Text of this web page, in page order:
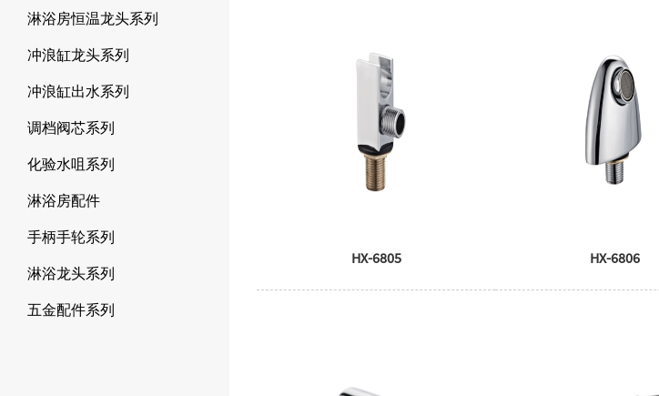
淋浴房恒温龙头系列
冲浪缸龙头系列
冲浪缸出水系列
调档阀芯系列
化验水咀系列
淋浴房配件
手柄手轮系列
淋浴龙头系列
五金配件系列
HX-6805 HX-6806